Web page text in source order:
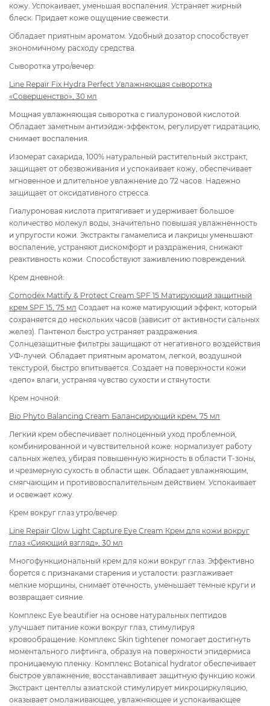
кожу. Успокаивает, уменьшая воспаления. Устраняет жирный
блеск. Придает коже ощущение свежести.
Обладает приятным ароматом. Удобный дозатор способствует
экономичному расходу средства.
Сыворотка утро/вечер:
Line Repair Fix Hydra Perfect Увлажняющая сыворотка
«Совершенство», 30 мл
Мощная увлажняющая сыворотка с гиалуроновой кислотой.
Обладает заметным антиэйдж-эффектом, регулирует гидратацию,
снимает воспаления.
Изомерат сахарида, 100% натуральный растительный экстракт,
защищает от обезвоживания и успокаивает кожу, обеспечивает
мгновенное и длительное увлажнение до 72 часов. Надежно
защищает от оксидативного стресса.
Гиалуроновая кислота притягивает и удерживает большое
количество молекул воды, значительно повышая увлажненность
и упругости кожи. Экстракты гамамелиса и лакрицы уменьшают
воспаление, устраняют дискомфорт и раздражения, снижают
реактивность кожи. Способствуют заживлению повреждений.
Крем дневной:
Comodex Mattify & Protect Cream SPF 15 Матирующий защитный
крем SPF 15, 75 мл Создает на коже матирующий эффект, который
сохраняется до нескольких часов (зависит от активности сальных
желез). Пантенол быстро устраняет раздражения.
Солнцезащитные фильтры защищают от негативного воздействия
УФ-лучей. Обладает приятным ароматом, легкой, воздушной
текстурой, быстро впитывается. Создает на поверхности кожи
«депо» влаги, устраняя чувство сухости и стянутости.
Крем ночной:
Bio Phyto Balancing Cream Балансирующий крем, 75 мл
Легкий крем обеспечивает полноценный уход проблемной,
комбинированной и чувствительной коже: нормализует работу
сальных желез, убирая повышенную жирность в области Т-зоны,
и чрезмерную сухость в области щек. Обладает увлажняющим,
смягчающим и противовоспалительным действием. Успокаивает
и освежает кожу.
Крем вокруг глаз утро/вечер:
Line Repair Glow Light Capture Eye Cream Крем для кожи вокруг
глаз «Сияющий взгляд», 30 мл
Многофункциональный крем для кожи вокруг глаз. Эффективно
борется с признаками старения и усталости: разглаживает
мелкие морщины, снимает отечность, уменьшает темные круги и
возвращает сияние.
Комплекс Eye beautifier на основе натуральных пептидов
улучшает питание кожи вокруг глаз, стимулируя
кровообращение. Комплекс Skin tightener помогает достигнуть
моментального лифтинга, образуя на поверхности эпидермиса
проницаемую пленку. Комплекс Botanical hydrator обеспечивает
быстрое увлажнение, восстанавливает защитную функцию кожи.
Экстракт центеллы азиатской стимулирует микроциркуляцию,
оказывает омолаживающее, увлажняющее и успокаивающее